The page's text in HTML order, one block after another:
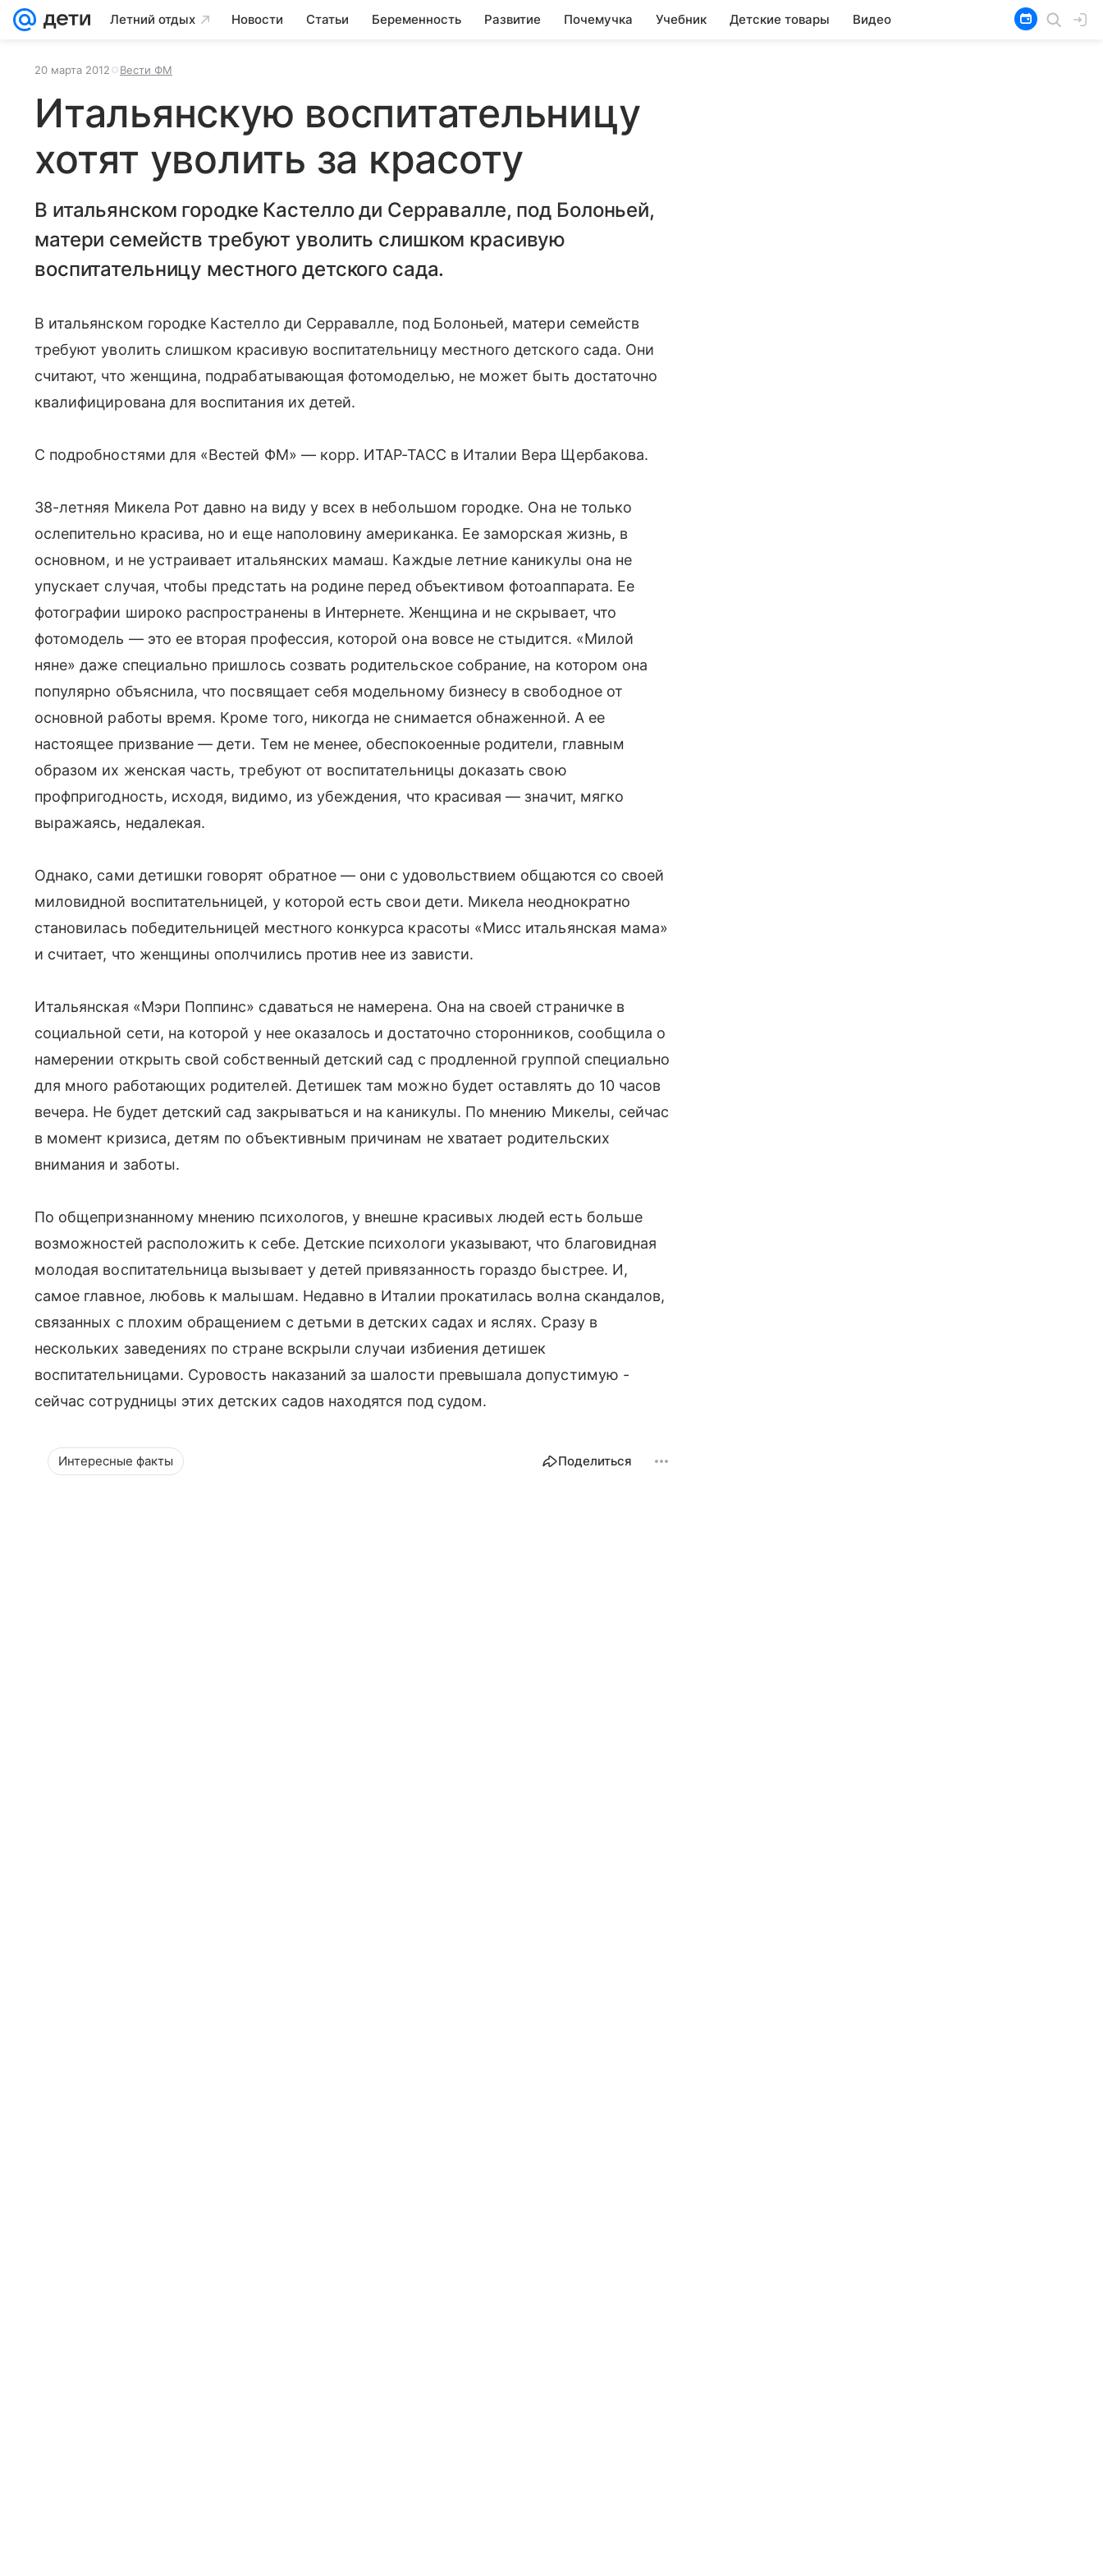
Летний отдых Новости Статьи Беременность Развитие Почемучка Учебник Детские товары Видео
20 марта 2012 Вести ФМ
Итальянскую воспитательницу
хотят уволить за красоту
В итальянском городке Кастелло ди Серравалле, под Болоньей,
матери семейств требуют уволить слишком красивую
воспитательницу местного детского сада.
В итальянском городке Кастелло ди Серравалле, под Болоньей, матери семейств
требуют уволить слишком красивую воспитательницу местного детского сада. Они
считают, что женщина, подрабатывающая фотомоделью, не может быть достаточно
квалифицирована для воспитания их детей.
С подробностями для «Вестей ФМ» — корр. ИТАР-ТАСС в Италии Вера Щербакова.
38-летняя Микела Рот давно на виду у всех в небольшом городке. Она не только
ослепительно красива, но и еще наполовину американка. Ее заморская жизнь, в
основном, и не устраивает итальянских мамаш. Каждые летние каникулы она не
упускает случая, чтобы предстать на родине перед объективом фотоаппарата. Ее
фотографии широко распространены в Интернете. Женщина и не скрывает, что
фотомодель — это ее вторая профессия, которой она вовсе не стыдится. «Милой
няне» даже специально пришлось созвать родительское собрание, на котором она
популярно объяснила, что посвящает себя модельному бизнесу в свободное от
основной работы время. Кроме того, никогда не снимается обнаженной. А ее
настоящее призвание — дети. Тем не менее, обеспокоенные родители, главным
образом их женская часть, требуют от воспитательницы доказать свою
профпригодность, исходя, видимо, из убеждения, что красивая — значит, мягко
выражаясь, недалекая.
Однако, сами детишки говорят обратное — они с удовольствием общаются со своей
миловидной воспитательницей, у которой есть свои дети. Микела неоднократно
становилась победительницей местного конкурса красоты «Мисс итальянская мама»
и считает, что женщины ополчились против нее из зависти.
Итальянская «Мэри Поппинс» сдаваться не намерена. Она на своей страничке в
социальной сети, на которой у нее оказалось и достаточно сторонников, сообщила о
намерении открыть свой собственный детский сад с продленной группой специально
для много работающих родителей. Детишек там можно будет оставлять до 10 часов
вечера. Не будет детский сад закрываться и на каникулы. По мнению Микелы, сейчас
в момент кризиса, детям по объективным причинам не хватает родительских
внимания и заботы.
По общепризнанному мнению психологов, у внешне красивых людей есть больше
возможностей расположить к себе. Детские психологи указывают, что благовидная
молодая воспитательница вызывает у детей привязанность гораздо быстрее. И,
самое главное, любовь к малышам. Недавно в Италии прокатилась волна скандалов,
связанных с плохим обращением с детьми в детских садах и яслях. Сразу в
нескольких заведениях по стране вскрыли случаи избиения детишек
воспитательницами. Суровость наказаний за шалости превышала допустимую -
сейчас сотрудницы этих детских садов находятся под судом.
Интересные факты Поделиться